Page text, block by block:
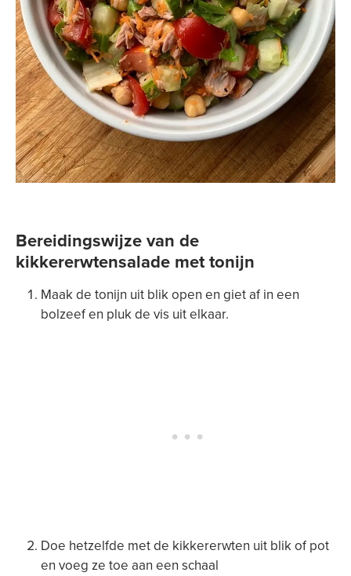
Bereidingswijze van de
kikkererwtensalade met tonijn
Maak de tonijn uit blik open en giet af in een
bolzeef en pluk de vis uit elkaar.
Doe hetzelfde met de kikkererwten uit blik of pot
en voeg ze toe aan een schaal